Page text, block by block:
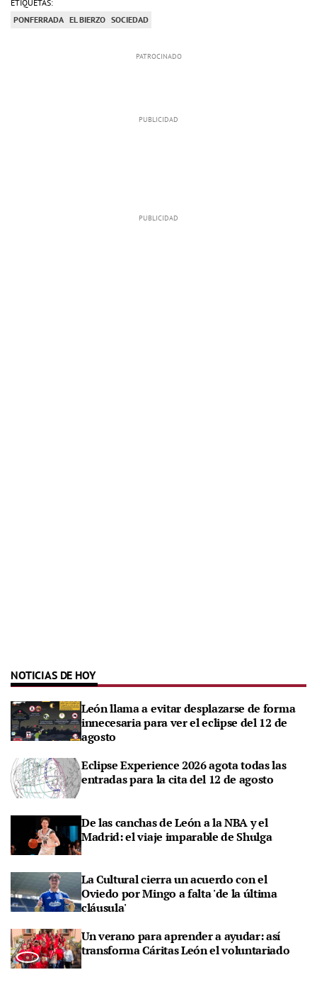
ETIQUETAS:
PONFERRADA EL BIERZO SOCIEDAD
NOTICIAS DE HOY
León llama a evitar desplazarse de forma
innecesaria para ver el eclipse del 12 de
agosto
Eclipse Experience 2026 agota todas las
entradas para la cita del 12 de agosto
De las canchas de León a la NBA y el
Madrid: el viaje imparable de Shulga
La Cultural cierra un acuerdo con el
Oviedo por Mingo a falta 'de la última
cláusula'
Un verano para aprender a ayudar: así
transforma Cáritas León el voluntariado